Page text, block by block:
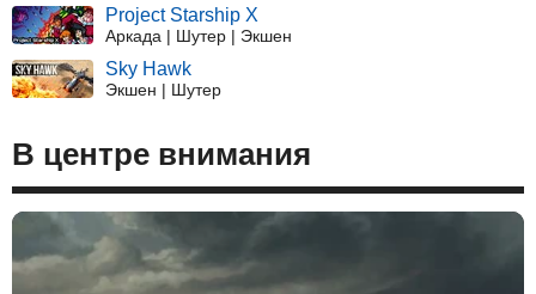
Project Starship X
Аркада | Шутер | Экшен
Sky Hawk
Экшен | Шутер
В центре внимания